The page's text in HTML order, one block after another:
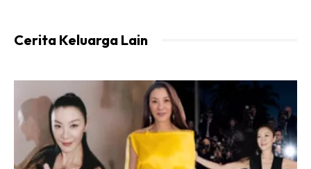
“Alhamdulillah atas rezeki yang dikurniakan dari-Mu ya
Allah.Memang dah lama teringin nak ke sini bersama
family anak dan isteri ❤️,” tulisnya.
Cerita Keluarga Lain